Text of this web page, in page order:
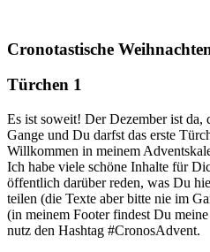
Cronotastische
Türchen 1
Es ist soweit! Der Dezember ist
Gange und Du darfst das erste
Willkommen in meinem
Ich habe viele schöne Inhalte für
öffentlich darüber reden, was Du
teilen (die Texte aber bitte nie im
(in meinem Footer findest Du
nutz den Hashtag #CronosAdvent.